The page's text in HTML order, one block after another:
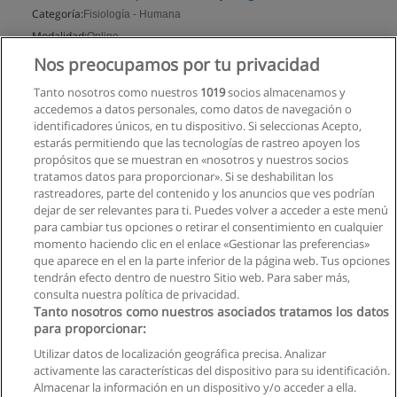
Categoría: Fisiología - Humana
Modalidad:Online
Solicita información
Reglas de uso
Nos preocupamos por tu privacidad
Tanto nosotros como nuestros 1019socios almacenamos y
accedemos a datos personales, como datos de navegación o
identificadores únicos, en tu dispositivo. Si seleccionas Acepto,
estarás permitiendo que las tecnologías de rastreo apoyen los
propósitos que se muestran en «nosotros y nuestros socios
tratamos datos para proporcionar». Si se deshabilitan los
rastreadores, parte del contenido y los anuncios que ves podrían
dejar de ser relevantes para ti. Puedes volver a acceder a este menú
para cambiar tus opciones o retirar el consentimiento en cualquier
momento haciendo clic en el enlace «Gestionar las preferencias»
que aparece en el en la parte inferior de la página web. Tus opciones
tendrán efecto dentro de nuestro Sitio web. Para saber más,
consulta nuestra política de privacidad.
Tanto nosotros como nuestros asociados tratamos los datos
para proporcionar:
Utilizar datos de localización geográfica precisa. Analizar
activamente las características del dispositivo para su identificación.
Almacenar la información en un dispositivo y/o acceder a ella.